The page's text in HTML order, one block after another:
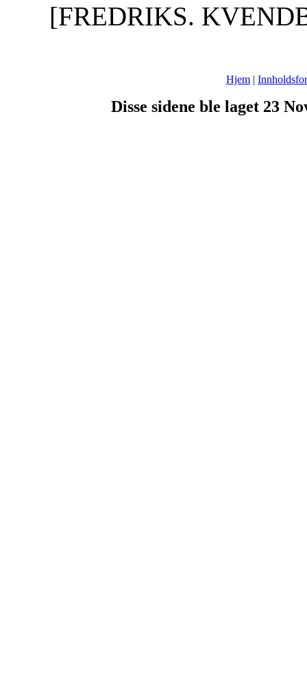
[FREDRIKS.
Hjem |
Disse sidene ble laget 23